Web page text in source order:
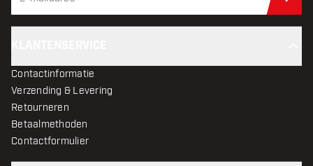
Contactinformatie
Verzending & Levering
Retourneren
Betaalmethoden
Contactformulier